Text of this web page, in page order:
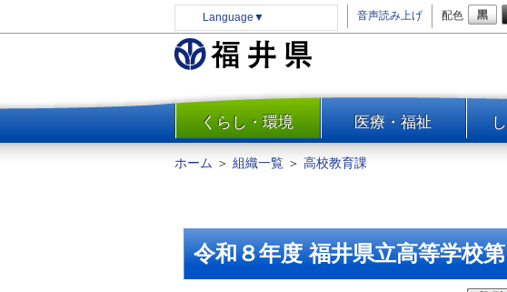
Language ▼ 音声読み上げ 配色
一覧
くらし・環境 医療・福祉
防災
水道・エネルギー
住まい・土地
ホーム ＞ 組織一覧 ＞ 高校教育課
令和８年度 福井県立高等学校